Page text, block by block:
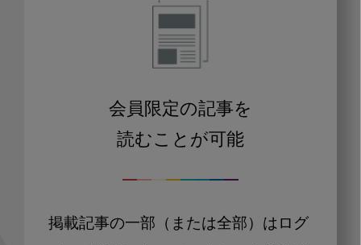
会員限定の記事を
読むことが可能
掲載記事の一部（または全部）はログ